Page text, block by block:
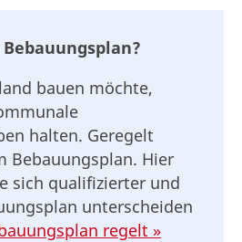
bauen möchte,
halten. Geregelt
Bebauungsplan. Hier
sich qualifizierter und
unterscheiden
regelt »